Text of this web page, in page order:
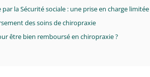
la Sécurité sociale : une prise en charge limitée
des soins de chiropraxie
être bien remboursé en chiropraxie ?